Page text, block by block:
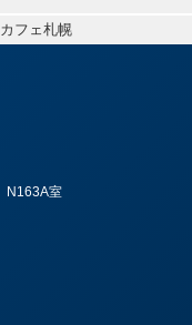
フェ札幌
N163A室